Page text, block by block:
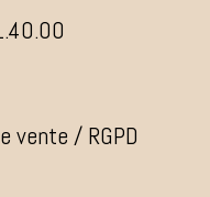
vente / RGPD